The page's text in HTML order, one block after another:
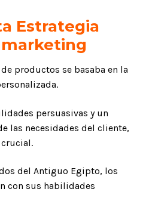
Estrategia
productos se basaba en la
persuasivas y un
las necesidades del cliente,
del Antiguo Egipto, los
con sus habilidades